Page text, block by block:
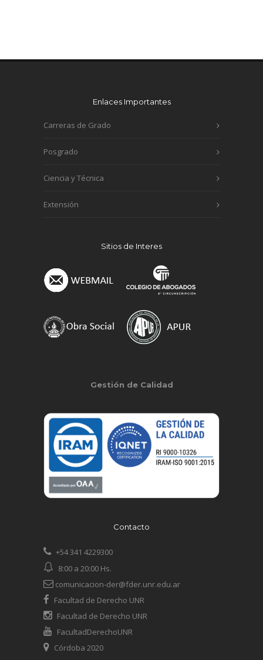
Enlaces Importantes
Carreras de Grado
Posgrado
Ciencia y Técnica
Extensión
Sitios de Interes
Gestión de Calidad
Contacto
+54 341 4229300
8:00 a 20:00 Hs.
comunicacion-der@fder.unr.edu.ar
Facultad de Derecho UNR
Facultad de Derecho UNR
FacultadDerechoUNR
Córdoba 2020